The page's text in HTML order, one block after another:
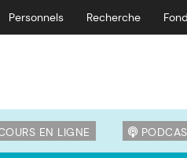
Personnels Recherche
EN LIGNE